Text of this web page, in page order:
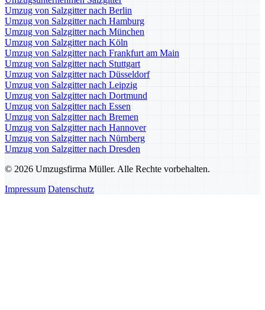
Umzug von Salzgitter nach Berlin
Umzug von Salzgitter nach Hamburg
Umzug von Salzgitter nach München
Umzug von Salzgitter nach Köln
Umzug von Salzgitter nach Frankfurt am Main
Umzug von Salzgitter nach Stuttgart
Umzug von Salzgitter nach Düsseldorf
Umzug von Salzgitter nach Leipzig
Umzug von Salzgitter nach Dortmund
Umzug von Salzgitter nach Essen
Umzug von Salzgitter nach Bremen
Umzug von Salzgitter nach Hannover
Umzug von Salzgitter nach Nürnberg
Umzug von Salzgitter nach Dresden
© 2026 Umzugsfirma Müller. Alle Rechte vorbehalten.
Impressum Datenschutz